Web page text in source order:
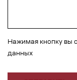
Нажимая кнопку вы
данных